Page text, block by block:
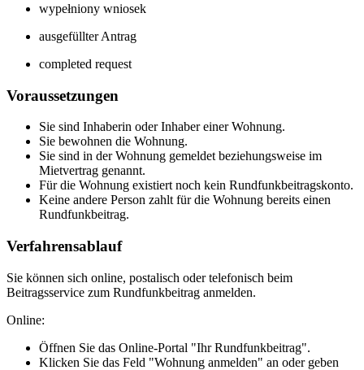
wypełniony wniosek
ausgefüllter Antrag
completed request
Voraussetzungen
Sie sind Inhaberin oder Inhaber einer Wohnung.
Sie bewohnen die Wohnung.
Sie sind in der Wohnung gemeldet beziehungsweise im
Mietvertrag genannt.
Für die Wohnung existiert noch kein Rundfunkbeitragskonto.
Keine andere Person zahlt für die Wohnung bereits einen
Rundfunkbeitrag.
Verfahrensablauf
Sie können sich online, postalisch oder telefonisch beim
Beitragsservice zum Rundfunkbeitrag anmelden.
Online:
Öffnen Sie das Online-Portal "Ihr Rundfunkbeitrag".
Klicken Sie das Feld "Wohnung anmelden" an oder geben